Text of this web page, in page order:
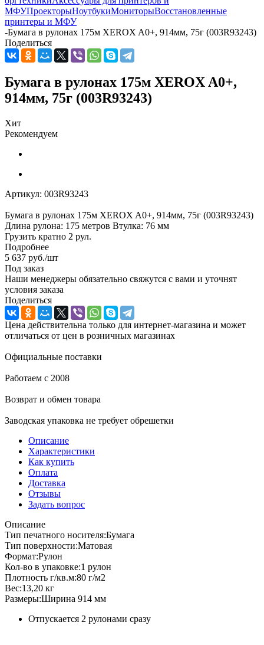
МФУПроекторыНоутбукиМониторыВосстановленные
принтеры и МФУ
-Бумага в рулонах 175м XEROX A0+, 914мм, 75г (003R93243)
Поделиться
Бумага в рулонах 175м XEROX A0+,
914мм, 75г (003R93243)
Хит
Рекомендуем
Артикул: 003R93243
Бумага в рулонах 175м XEROX A0+, 914мм, 75г (003R93243)
Длина рулона: 175 метров Втулка: 76 мм
Грузить кратно 2 рул.
Подробнее
5 637 руб./шт
Под заказ
Наши менеджеры обязательно свяжутся с вами и уточнят
условия заказа
Поделиться
Цена действительна только для интернет-магазина и может
отличаться от цен в розничных магазинах
Официальные поставки
Работаем с 2008
Возврат и обмен товара
Заводская упаковка не требует обрешетки
Описание
Характеристики
Как купить
Оплата
Доставка
Отзывы
Задать вопрос
Описание
Тип печатного носителя:Бумага
Тип поверхности:Матовая
Формат:Рулон
Кол-во в упаковке:1 рулон
Плотность г/кв.м:80 г/м2
Вес:13,20 кг
Размеры:Ширина 914 мм
Отпускается 2 рулонами сразу